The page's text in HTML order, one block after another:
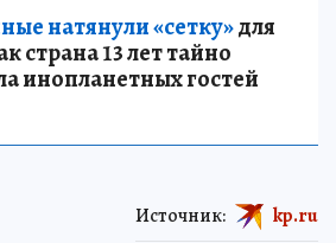
натянули «сетку»для
страна 13 лет тайно
инопланетных гостей
Источник: kp.ru